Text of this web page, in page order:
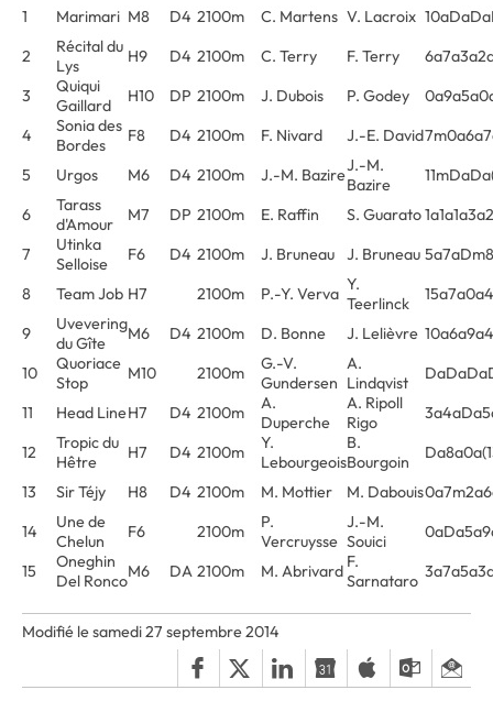
1
Marimari M8 D4 2100m C. Martens V. Lacroix
2
Récital du
Lys
H9 D4 2100m C. Terry F. Terry
3
Quiqui
Gaillard
H10 DP 2100m J. Dubois P. Godey
4
Sonia des
Bordes
F8 D4 2100m F. Nivard J.-E. David
5
Urgos M6 D4 2100m J.-M. BazireJ.-M.
Bazire
6
Tarass
d'Amour
M7 DP 2100m E. Raffin S. Guarato
7
Utinka
Selloise
F6 D4 2100m J. Bruneau J. Bruneau
8
Team Job H7 2100m P.-Y. Verva Y.
Teerlinck
9
Uvevering
du Gîte
M6 D4 2100m D. Bonne J. Lelièvre
10
Quoriace
Stop
M10 2100m
G.-V.
Gundersen
A.
Lindqvist
11
Head LineH7 D4 2100m
A.
Duperche
A. Ripoll
Rigo
12
Tropic du
Hêtre
H7 D4 2100m
Y.
Lebourgeois
B.
Bourgoin
13
Sir Téjy H8 D4 2100m M. Mottier M. Dabouis
14
Une de
Chelun
F6 2100m
P.
Vercruysse
J.-M.
Souici
15
Oneghin
Del RoncoM6 DA 2100m M. Abrivard F.
Sarnataro
Modifié le samedi 27 septembre 2014